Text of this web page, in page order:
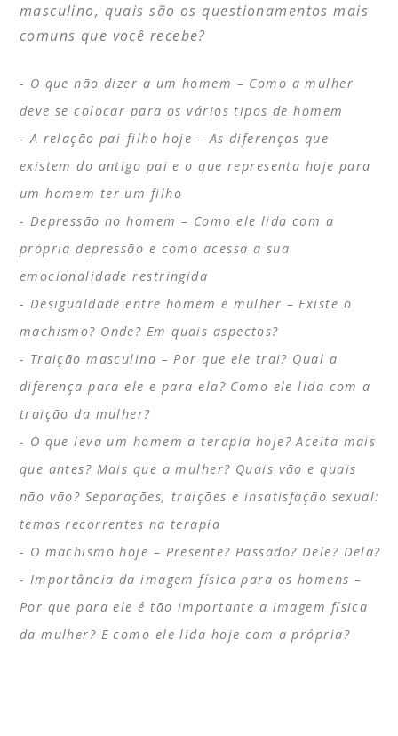
masculino, quais são os questionamentos mais
comuns que você recebe?
O que não dizer a um homem – Como a mulher
deve se colocar para os vários tipos de homem
A relação pai-filho hoje – As diferenças que
existem do antigo pai e o que representa hoje para
um homem ter um filho
Depressão no homem – Como ele lida com a
própria depressão e como acessa a sua
emocionalidade restringida
Desigualdade entre homem e mulher – Existe o
machismo? Onde? Em quais aspectos?
Traição masculina – Por que ele trai? Qual a
diferença para ele e para ela? Como ele lida com a
traição da mulher?
O que leva um homem a terapia hoje? Aceita mais
que antes? Mais que a mulher? Quais vão e quais
não vão? Separações, traições e insatisfação sexual:
temas recorrentes na terapia
O machismo hoje – Presente? Passado? Dele? Dela?
Importância da imagem física para os homens –
Por que para ele é tão importante a imagem física
da mulher? E como ele lida hoje com a própria?